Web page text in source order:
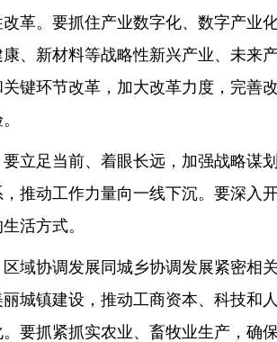
革。要抓住产业数字化、数字产业
、新材料等战略性新兴产业、未来
键环节改革，加大改革力度，完善
立足当前、着眼长远，加强战略谋
推动工作力量向一线下沉。要深入
活方式。
域协调发展同城乡协调发展紧密相
城镇建设，推动工商资本、科技和
要抓紧抓实农业、畜牧业生产，确